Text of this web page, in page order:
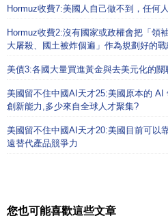
Hormuz收費7:美國人自己做不到，任何
Hormuz收費2:沒有國家或政權會把「領
大屠殺、國土被炸個遍」作為規劃好的
美債3:各國大量買進黃金與去美元化的關
美國留不住中國AI天才25:美國原本的
創新能力,多少來自全球人才聚集?
美國留不住中國AI天才20:美國目前可以
遠替代產品競爭力
您也可能喜歡這些文章